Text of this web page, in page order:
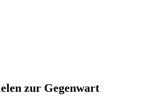
zur Gegenwart